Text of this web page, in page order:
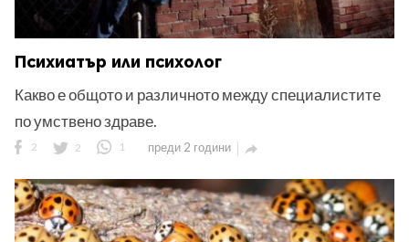
Психиатър или психолог
Какво е общото и различното между специалистите
по умствено здраве.
2 2 1 преди 2 години 